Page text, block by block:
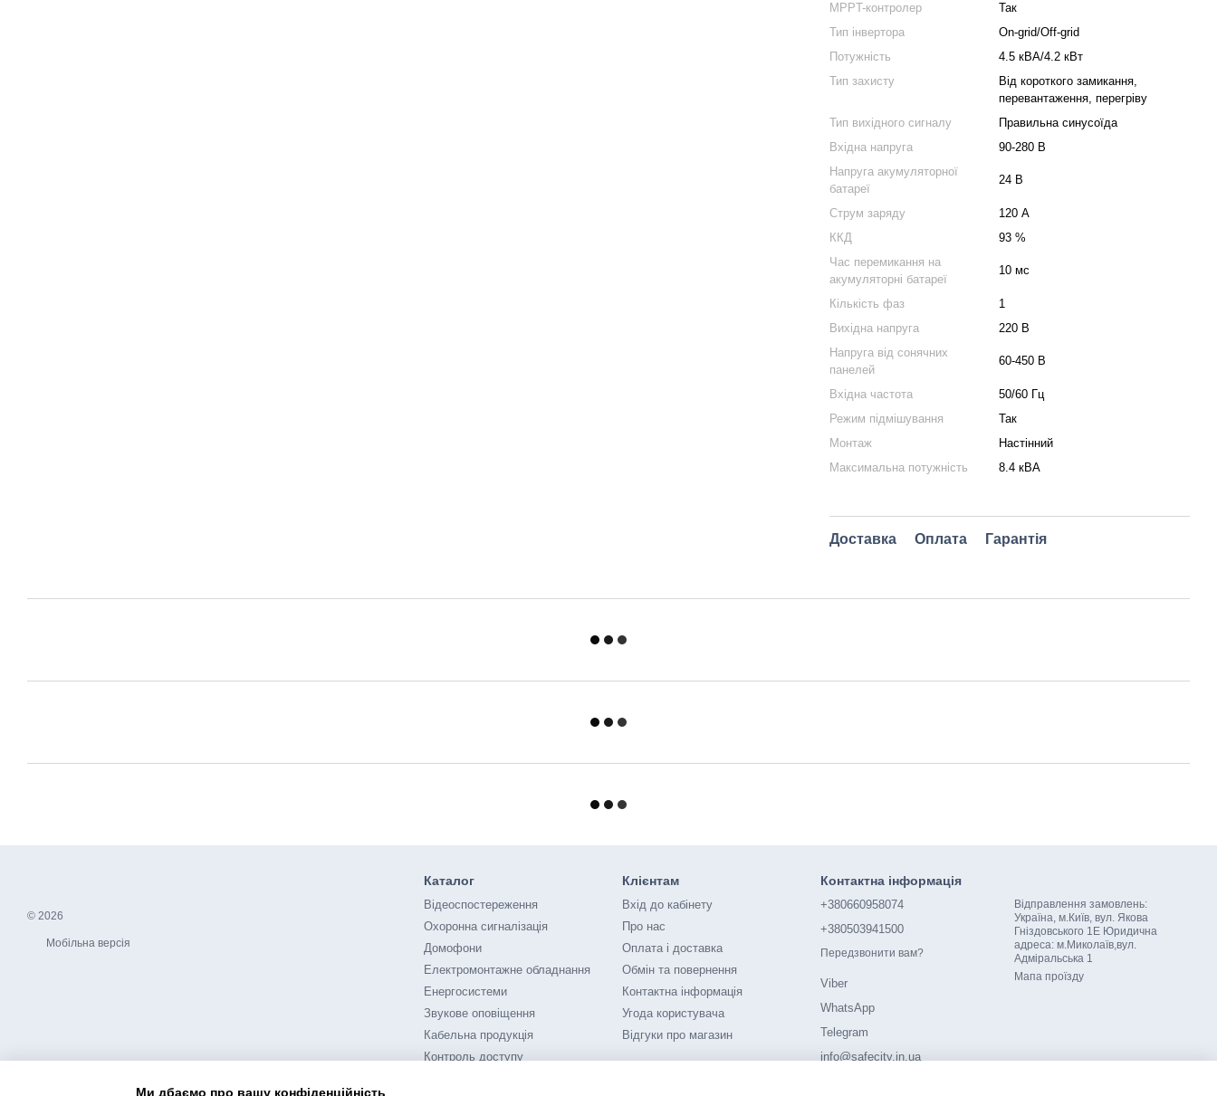
MPPT-контролер
Так
Тип інвертора
On-grid/Off-grid
Потужність
4.5 кВА/4.2 кВт
Тип захисту
Від короткого замикання,
перевантаження, перегріву
Тип вихідного сигналу
Правильна синусоїда
Вхідна напруга
90-280 В
Напруга акумуляторної
батареї
24 В
Струм заряду
120 А
ККД
93 %
Час перемикання на
акумуляторні батареї
10 мс
Кількість фаз
1
Вихідна напруга
220 В
Напруга від сонячних
панелей
60-450 В
Вхідна частота
50/60 Гц
Режим підмішування
Так
Монтаж
Настінний
Максимальна потужність
8.4 кВА
Доставка Оплата Гарантія
© 2026
Мобільна версія
Каталог
Відеоспостереження
Охоронна сигналізація
Домофони
Електромонтажне обладнання
Енергосистеми
Звукове оповіщення
Кабельна продукція
Контроль доступу
Клієнтам
Вхід до кабінету
Про нас
Оплата і доставка
Обмін та повернення
Контактна інформація
Угода користувача
Відгуки про магазин
Контактна інформація
+380660958074
+380503941500
Передзвонити вам?
Viber
WhatsApp
Telegram
info@safecity.in.ua
Відправлення замовлень:
Україна, м.Київ, вул. Якова
Гніздовського 1Е Юридична
адреса: м.Миколаїв,вул.
Адміральська 1
Мапа проїзду
Ми дбаємо про вашу конфіденційність